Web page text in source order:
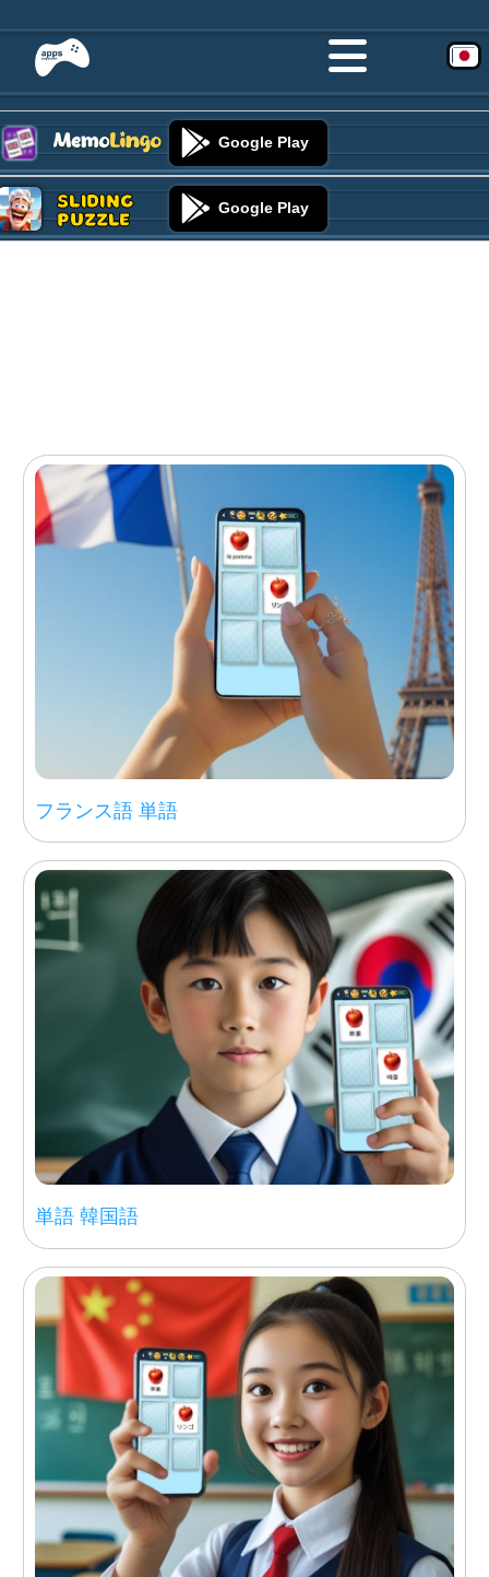
Google Play
Sliding
Puzzle Google Play
フランス語 単語
単語 韓国語